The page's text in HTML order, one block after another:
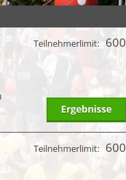
Teilnehmerlimit: 600
Ergebnisse
Teilnehmerlimit: 600